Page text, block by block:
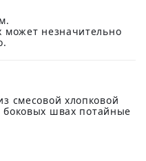
может незначительно
смесовой хлопковой
боковых швах потайные